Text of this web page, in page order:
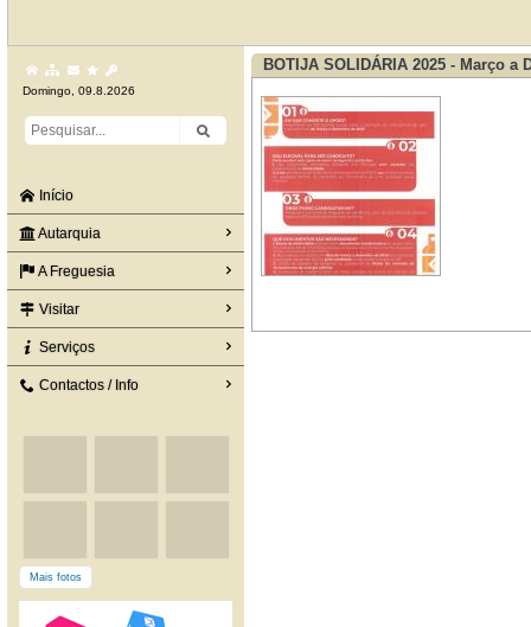
Domingo, 09.8.2026
Início
Autarquia
A Freguesia
Visitar
Serviços
Contactos / Info
Mais fotos
BOTIJA SOLIDÁRIA 2025 - Março a